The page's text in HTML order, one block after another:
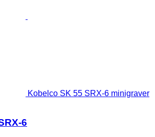
Kobelco SK 55 SRX-6 minigraver
6